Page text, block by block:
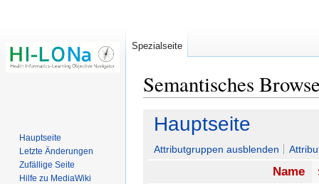
Semantisches
Zur
Navigation
springen
Zur
Suche
springen
Hauptseite
Attributgruppen ausblenden
Name
Spezialseite
Hauptseite
Letzte Änderungen
Zufällige Seite
Hilfe zu MediaWiki